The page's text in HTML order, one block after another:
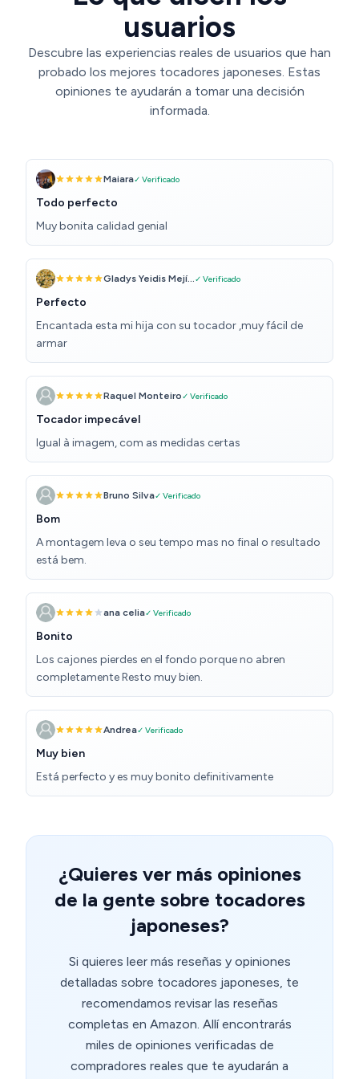
usuarios
Descubre las experiencias reales de usuarios que han
probado los mejores tocadores japoneses. Estas
opiniones te ayudarán a tomar una decisión
informada.
Maiara✓ Verificado
Todo perfecto
Muy bonita calidad genial
Gladys Yeidis Mejí...✓ Verificado
Perfecto
Encantada esta mi hija con su tocador ,muy fácil de
armar
Raquel Monteiro✓ Verificado
Tocador impecável
Igual à imagem, com as medidas certas
Bruno Silva✓ Verificado
Bom
A montagem leva o seu tempo mas no final o resultado
está bem.
ana celia✓ Verificado
Bonito
Los cajones pierdes en el fondo porque no abren
completamente Resto muy bien.
Andrea✓ Verificado
Muy bien
Está perfecto y es muy bonito definitivamente
¿Quieres ver más opiniones
de la gente sobre tocadores
japoneses?
Si quieres leer más reseñas y opiniones
detalladas sobre tocadores japoneses, te
recomendamos revisar las reseñas
completas en Amazon. Allí encontrarás
miles de opiniones verificadas de
compradores reales que te ayudarán a